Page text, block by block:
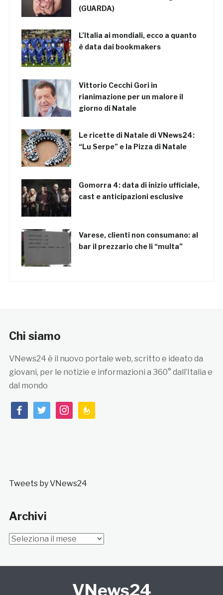
(GUARDA)
L’Italia ai mondiali, ecco a quanto
è data dai bookmakers
Vittorio Cecchi Gori in
rianimazione per un malore il
giorno di Natale
Le ricette di Natale di VNews24:
“Lu Serpe” e la Pizza di Natale
Gomorra 4: data di inizio ufficiale,
cast e anticipazioni esclusive
Varese, clienti non consumano: al
bar il prezzario che li “multa”
Chi siamo
VNews24 è il nuovo portale web, scritto e ideato da
giovani, per le notizie e informazioni a 360° dall’Italia e
dal mondo
facebooktwitterinstagramfeedburner
Tweets by VNews24
Archivi
Archivi
VNews24